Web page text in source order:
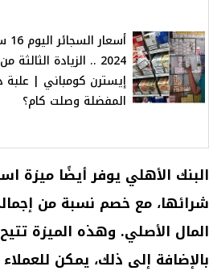
2024 .. الزيادة الثالثة من
إيسترن كومباني | علبة
المفضلة وصلت كام؟
البنك الأهلي يوفر أيضًا ميزة
شرائها، مع خصم نسبة من
المال الأصلي. وهذه الميزة
بالإضافة إلى ذلك، يمكن للعملاء